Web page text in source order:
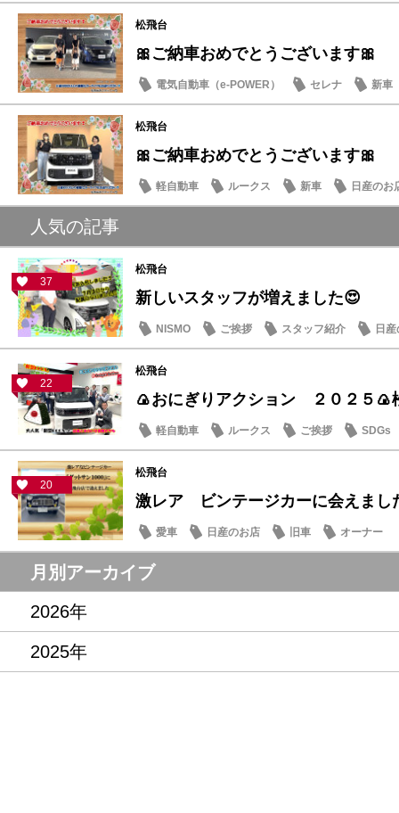
松飛台
🎀ご納車おめでとうございます🎀
電気自動車（e-POWER） セレナ 新車
松飛台
🎀ご納車おめでとうございます🎀
軽自動車 ルークス 新車 日産のお
人気の記事
37
松飛台
新しいスタッフが増えました😍
NISMO ご挨拶 スタッフ紹介 日
22
松飛台
🍙おにぎりアクション ２０２５🍙
軽自動車 ルークス ご挨拶 SDGs
20
松飛台
激レア ビンテージカーに会えまし
愛車 日産のお店 旧車 オーナー
月別アーカイブ
2026年
2025年